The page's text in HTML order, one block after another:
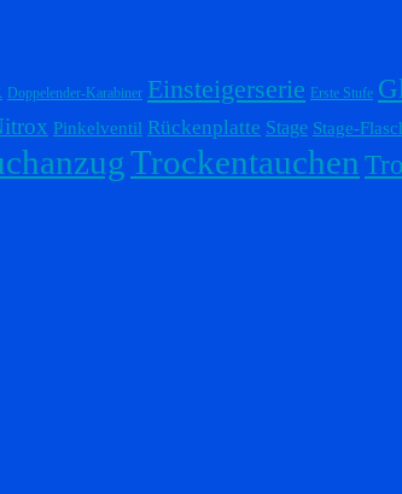
Doppelender-Karabiner Einsteigerserie Erste Stufe
Pinkelventil Rückenplatte Stage Stage-
Trockentauchen